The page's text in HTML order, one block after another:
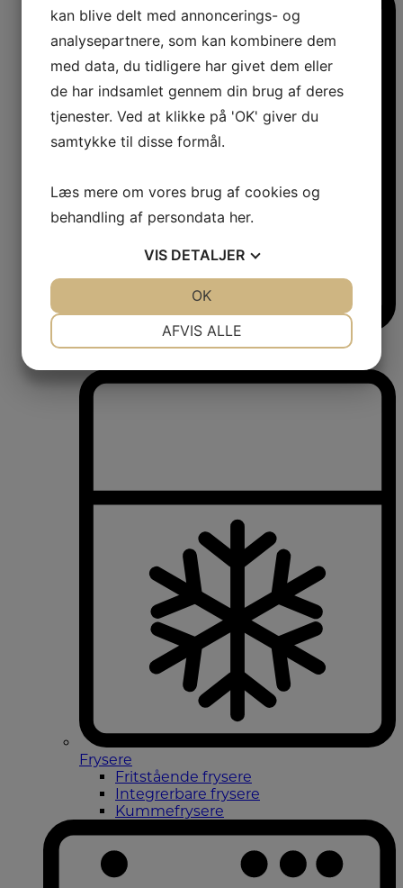
Vinkøleskabe
Frysere
Fritstående frysere
Integrerbare frysere
Kummefrysere
kan blive delt med annoncerings- og
analysepartnere, som kan kombinere dem
med data, du tidligere har givet dem eller
de har indsamlet gennem din brug af deres
tjenester. Ved at klikke på 'OK' giver du
samtykke til disse formål.
Læs mere om vores brug af cookies og
behandling af persondata her.
VIS DETALJER
MARKETING STATISTIK
AFVIS ALLE
OK